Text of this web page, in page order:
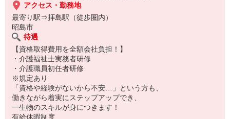
アクセス・勤務地
最寄り駅⇒拝島駅（徒歩圏内）
昭島市
待遇
【資格取得費用を全額会社負担！】
・介護福祉士実務者研修
・介護職員初任者研修
※規定あり
「資格や経験がないから不安…」という方も、
働きながら着実にステップアップでき、
一生物のスキルが身につきます！
有給休暇制度